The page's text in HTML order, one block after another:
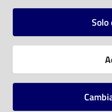
Vai alla pagina
Solo